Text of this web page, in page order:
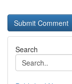
Search